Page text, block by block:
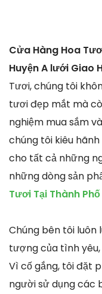
Cửa Hàng Hoa
Huyện A lưới Giao
Tươi, chúng tôi
tươi đẹp mắt mà
nghiệm mua sắm
chúng tôi kiêu
cho tất cả những
những dòng sản
Tươi Tại Thành Phố
Chúng bên tôi luôn
tượng của tình yêu,
Vì cố gắng, tôi đặt
người sử dụng các